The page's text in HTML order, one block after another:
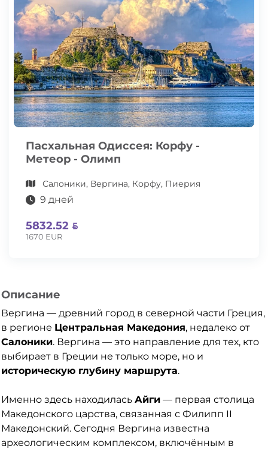
Пасхальная Одиссея: Корфу -
Метеор - Олимп
Салоники, Вергина, Корфу, Пиерия
9 дней
5832.52
1670 EUR
Описание
Вергина — древний город в северной части Греция,
в регионе Центральная Македония, недалеко от
Салоники. Вергина — это направление для тех, кто
выбирает в Греции не только море, но и
историческую глубину маршрута.
Именно здесь находиласьАйги — первая столица
Македонского царства, связанная с Филипп II
Македонский. Сегодня Вергина известна
археологическим комплексом, включённым в